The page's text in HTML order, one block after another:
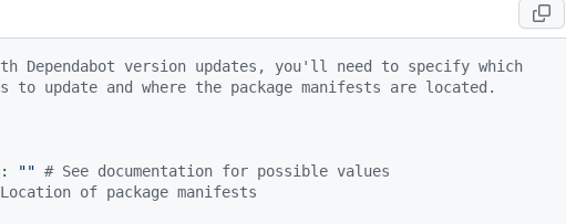
Dependabot version updates, you'll need to specify which
to update and where the package manifests are located.
"" # See documentation for possible values
of package manifests